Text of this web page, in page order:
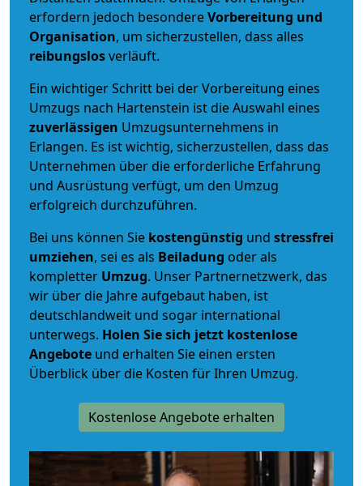
erfordern jedoch besondereVorbereitung und
Organisation, um sicherzustellen, dass alles
reibungslosverläuft.
Ein wichtiger Schritt bei der Vorbereitung eines
Umzugs nach Hartenstein ist die Auswahl eines
zuverlässigen Umzugsunternehmens in
Erlangen. Es ist wichtig, sicherzustellen, dass das
Unternehmen über die erforderliche Erfahrung
und Ausrüstung verfügt, um den Umzug
erfolgreich durchzuführen.
Bei uns können Sie kostengünstig und stressfrei
umziehen, sei es als Beiladung oder als
kompletter Umzug. Unser Partnernetzwerk, das
wir über die Jahre aufgebaut haben, ist
deutschlandweit und sogar international
unterwegs. Holen Sie sich jetzt kostenlose
Angebote und erhalten Sie einen ersten
Überblick über die Kosten für Ihren Umzug.
Kostenlose Angebote erhalten